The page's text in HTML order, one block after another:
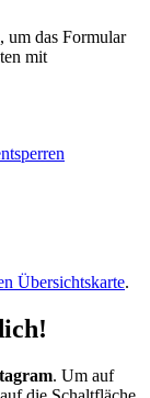
um das Formular
mit
Übersichtskarte.
. Um auf